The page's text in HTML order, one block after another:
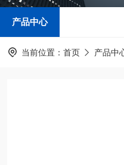
产品中心
当前位置： 首页 产品中